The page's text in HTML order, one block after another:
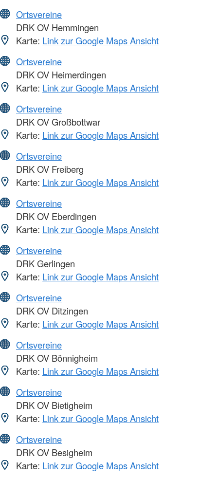
Ortsvereine
DRK OV Hemmingen
Karte: Link zur Google Maps Ansicht
Ortsvereine
DRK OV Heimerdingen
Karte: Link zur Google Maps Ansicht
Ortsvereine
DRK OV Großbottwar
Karte: Link zur Google Maps Ansicht
Ortsvereine
DRK OV Freiberg
Karte: Link zur Google Maps Ansicht
Ortsvereine
DRK OV Eberdingen
Karte: Link zur Google Maps Ansicht
Ortsvereine
DRK Gerlingen
Karte: Link zur Google Maps Ansicht
Ortsvereine
DRK OV Ditzingen
Karte: Link zur Google Maps Ansicht
Ortsvereine
DRK OV Bönnigheim
Karte: Link zur Google Maps Ansicht
Ortsvereine
DRK OV Bietigheim
Karte: Link zur Google Maps Ansicht
Ortsvereine
DRK OV Besigheim
Karte: Link zur Google Maps Ansicht